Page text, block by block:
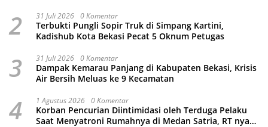
2 31 Juli 2026 0 Komentar
Terbukti Pungli Sopir Truk di Simpang Kartini,
Kadishub Kota Bekasi Pecat 5 Oknum Petugas
3 31 Juli 2026 0 Komentar
Dampak Kemarau Panjang di Kabupaten Bekasi, Krisis
Air Bersih Meluas ke 9 Kecamatan
4 1 Agustus 2026 0 Komentar
Korban Pencurian Diintimidasi oleh Terduga Pelaku
Saat Menyatroni Rumahnya di Medan Satria, RT nya